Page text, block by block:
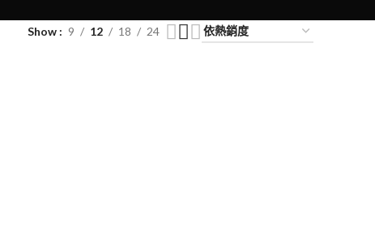
Show 9 12 18 24